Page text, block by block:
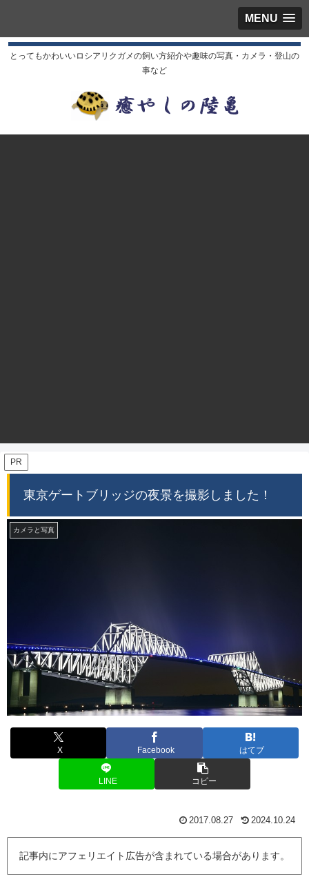
MENU
とってもかわいいロシアリクガメの飼い方紹介や趣味の写真・カメラ・登山の
事など
PR
東京ゲートブリッジの夜景を撮影しました！
カメラと写真
X Facebook はてブ
LINE コピー
2017.08.27 2024.10.24
記事内にアフェリエイト広告が含まれている場合があります。